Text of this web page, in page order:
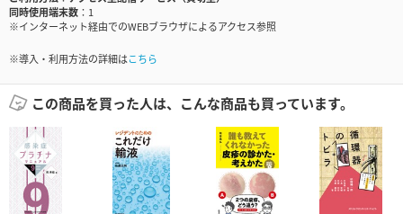
同時使用端末数
1
※インターネット経由でのWEBブラウザによるアクセス参照
※導入・利用方法の詳細はこちら
この商品を買った人は、こんな商品も買っています。